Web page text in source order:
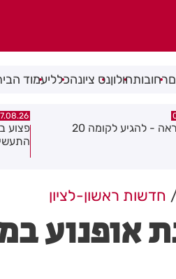
רחובותחולוןנס ציונהכלליעמוד
רכב בכניסה לאזור
בחולון
תיסלם
באוויר
חדשות ראשון-לציון
אופנוע